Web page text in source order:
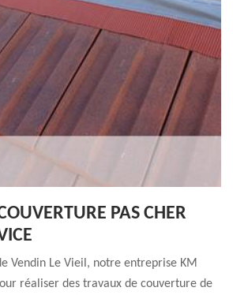
PAS CHER
Vendin Le Vieil, notre entreprise KM
réaliser des travaux de couverture de